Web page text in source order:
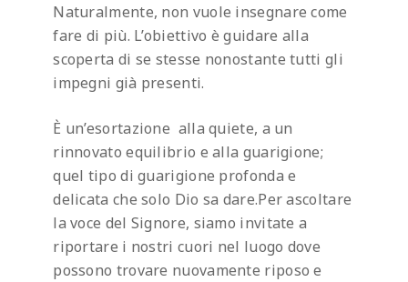
Naturalmente, non vuole insegnare come
fare di più. L’obiettivo è guidare alla
scoperta di se stesse nonostante tutti gli
impegni già presenti.
È un’esortazione alla quiete, a un
rinnovato equilibrio e alla guarigione;
quel tipo di guarigione profonda e
delicata che solo Dio sa dare.Per ascoltare
la voce del Signore, siamo invitate a
riportare i nostri cuori nel luogo dove
possono trovare nuovamente riposo e